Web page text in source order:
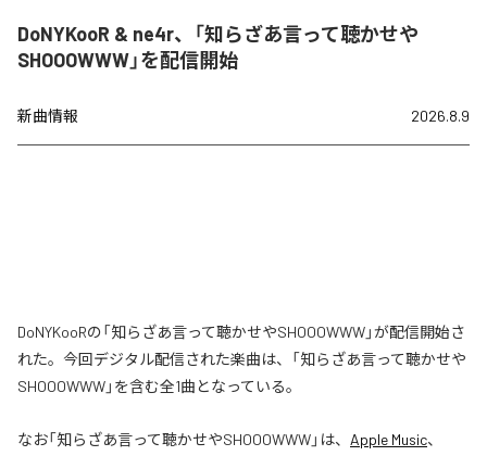
DoNYKooR & ne4r、「知らざあ言って聴かせや
SHOOOWWW」を配信開始
新曲情報 2026.8.9
DoNYKooRの「知らざあ言って聴かせやSHOOOWWW」が配信開始さ
れた。今回デジタル配信された楽曲は、「知らざあ言って聴かせや
SHOOOWWW」を含む全1曲となっている。
なお「知らざあ言って聴かせやSHOOOWWW」は、 Apple Music、